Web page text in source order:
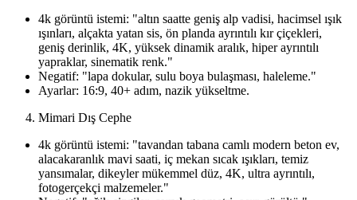
4k görüntü istemi: "altın saatte geniş alp vadisi, hacimsel ışık
ışınları, alçakta yatan sis, ön planda ayrıntılı kır çiçekleri,
geniş derinlik, 4K, yüksek dinamik aralık, hiper ayrıntılı
yapraklar, sinematik renk."
Negatif: "lapa dokular, sulu boya bulaşması, haleleme."
Ayarlar: 16:9, 40+ adım, nazik yükseltme.
Mimari Dış Cephe
4k görüntü istemi: "tavandan tabana camlı modern beton ev,
alacakaranlık mavi saati, iç mekan sıcak ışıkları, temiz
yansımalar, dikeyler mükemmel düz, 4K, ultra ayrıntılı,
fotogerçekçi malzemeler."